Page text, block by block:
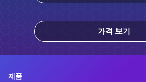
가격 보기
제품